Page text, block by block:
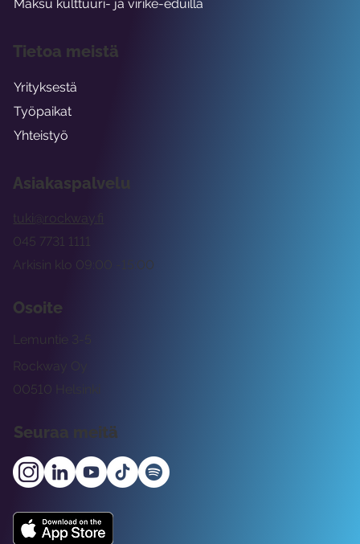
Asiakaspalvelu
tuki@rockway.fi
Arkisin klo 09:00 -15:00
045 7731 1111
Osoite
Rockway Oy
Lemuntie 3-5
00510 Helsinki
Seuraa meitä
Maksu kulttuuri- ja virike-eduilla
Tietoa meistä
Yrityksestä
Työpaikat
Yhteistyö